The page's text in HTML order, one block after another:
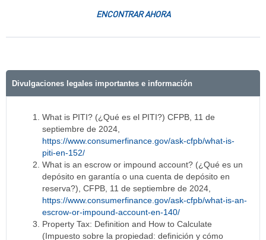
ENCONTRAR AHORA
Divulgaciones legales importantes e información
What is PITI? (¿Qué es el PITI?) CFPB, 11 de
septiembre de 2024,
https://www.consumerfinance.gov/ask-cfpb/what-is-
piti-en-152/
What is an escrow or impound account? (¿Qué es un
depósito en garantía o una cuenta de depósito en
reserva?), CFPB, 11 de septiembre de 2024,
https://www.consumerfinance.gov/ask-cfpb/what-is-an-
escrow-or-impound-account-en-140/
Property Tax: Definition and How to Calculate
(Impuesto sobre la propiedad: definición y cómo